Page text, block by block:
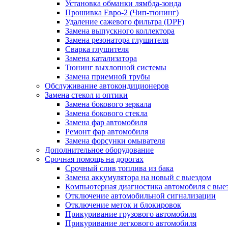
Установка обманки лямбда-зонда
Прошивка Евро-2 (Чип-тюнинг)
Удаление сажевого фильтра (DPF)
Замена выпускного коллектора
Замена резонатора глушителя
Сварка глушителя
Замена катализатора
Тюнинг выхлопной системы
Замена приемной трубы
Обслуживание автокондиционеров
Замена стекол и оптики
Замена бокового зеркала
Замена бокового стекла
Замена фар автомобиля
Ремонт фар автомобиля
Замена форсунки омывателя
Дополнительное оборудование
Срочная помощь на дорогах
Срочный слив топлива из бака
Замена аккумулятора на новый с выездом
Компьютерная диагностика автомобиля с
Отключение автомобильной сигнализации
Отключение меток и блокировок
Прикуривание грузового автомобиля
Прикуривание легкового автомобиля